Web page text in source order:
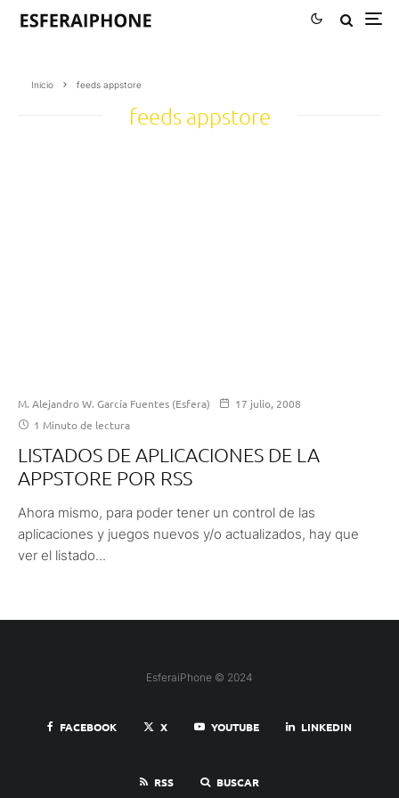
Inicio feeds appstore
feeds appstore
M. Alejandro W. García Fuentes (Esfera)
17 julio, 2008
1 Minuto de lectura
LISTADOS DE APLICACIONES DE LA
APPSTORE POR RSS
Ahora mismo, para poder tener un control de las
aplicaciones y juegos nuevos y/o actualizados, hay que
ver el listado...
EsferaiPhone © 2024
FACEBOOK X YOUTUBE LINKEDIN
RSS BUSCAR